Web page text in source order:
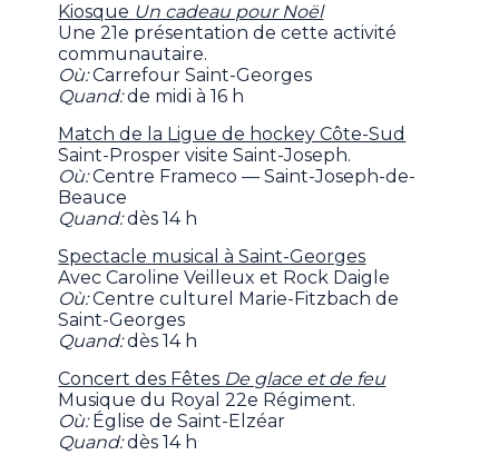
Kiosque Un cadeau pour Noël
Une 21e présentation de cette activité
communautaire.
Où:Carrefour Saint-Georges
Quand:de midi à 16 h
Match de la Ligue de hockey Côte-Sud
Saint-Prosper visite Saint-Joseph.
Où:Centre Frameco — Saint-Joseph-de-
Beauce
Quand:dès 14 h
Spectacle musical à Saint-Georges
Avec Caroline Veilleux et Rock Daigle
Où:Centre culturel Marie-Fitzbach de
Saint-Georges
Quand:dès 14 h
Concert des Fêtes De glace et de feu
Musique du Royal 22e Régiment.
Où:Église de Saint-Elzéar
Quand:dès 14 h